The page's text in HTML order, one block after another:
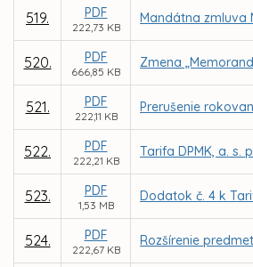
519. PDF
222,73 KB
Mandátna zmluva
520. PDF
666,85 KB
Zmena
521. PDF
222,11 KB
Prerušenie
522. PDF
222,21 KB
Tarifa DPMK, a.
523. PDF
1,53 MB
Dodatok č. 4 k
524. PDF
222,67 KB
Rozšírenie